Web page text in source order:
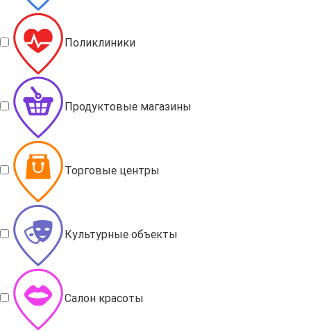
Поликлиники
Продуктовые магазины
Торговые центры
Культурные объекты
Салон красоты